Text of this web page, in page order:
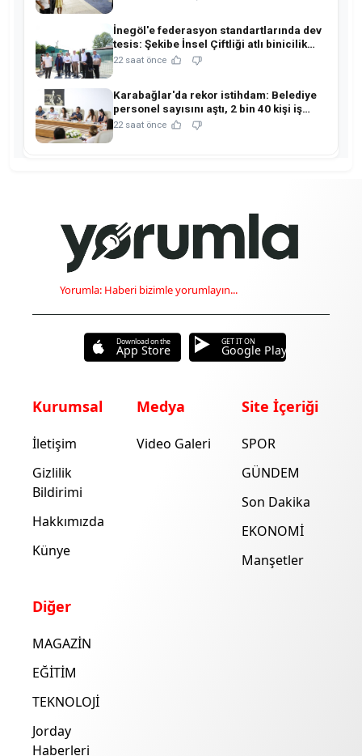
İnegöl'e federasyon standartlarında dev
tesis: Şekibe İnsel Çiftliği atlı binicilik
merkezine dönüşüyor!
22 saat önce
Karabağlar'da rekor istihdam: Belediye
personel sayısını aştı, 2 bin 40 kişi iş
sahibi oldu!
22 saat önce
Yorumla: Haberi bizimle yorumlayın...
Download on the
App Store
GET IT ON
Google Play
Kurumsal
İletişim
Gizlilik
Bildirimi
Hakkımızda
Künye
Medya
Video Galeri
Site İçeriği
SPOR
GÜNDEM
Son Dakika
EKONOMİ
Manşetler
Diğer
MAGAZİN
EĞİTİM
TEKNOLOJİ
Jorday
Haberleri